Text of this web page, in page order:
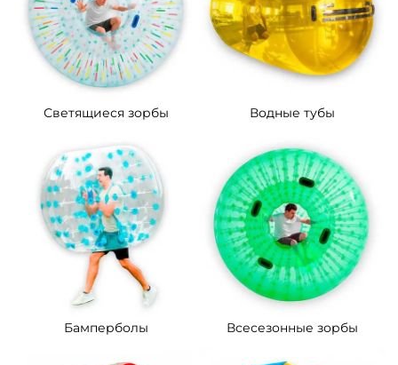
Светящиеся зорбы Водные тубы
Бамперболы Всесезонные зорбы